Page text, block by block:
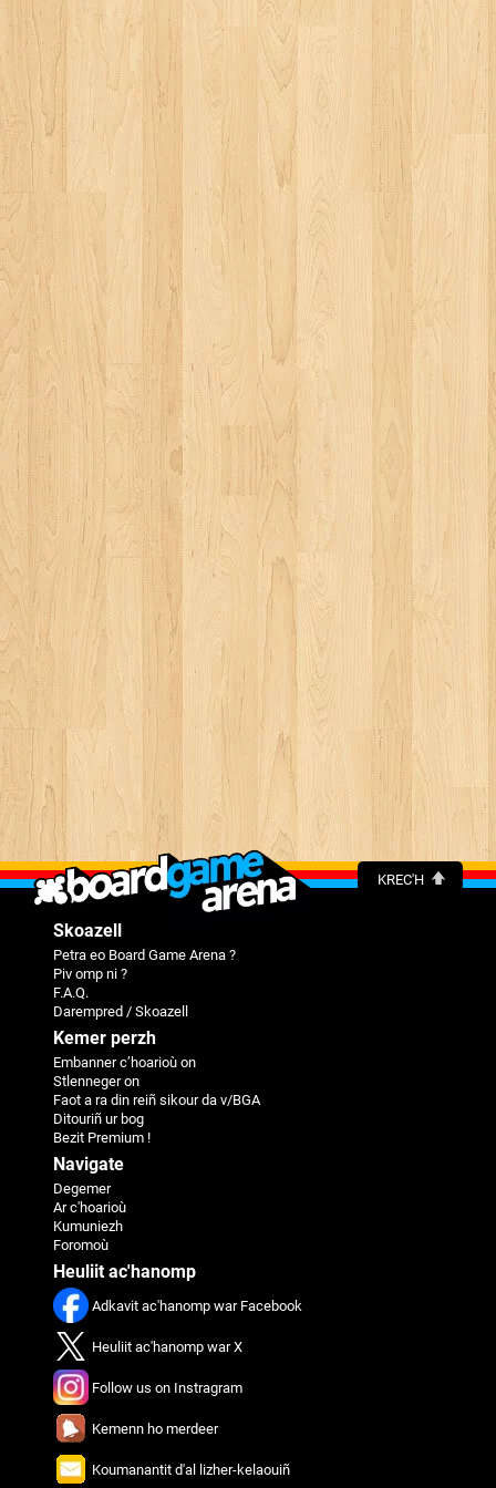
KREC'H
Skoazell
Petra eo Board Game Arena ?
Piv omp ni ?
F.A.Q.
Darempred / Skoazell
Kemer perzh
Embanner c’hoarioù on
Stlenneger on
Faot a ra din reiñ sikour da v/BGA
Ditouriñ ur bog
Bezit Premium !
Navigate
Degemer
Ar c'hoarioù
Kumuniezh
Foromoù
Heuliit ac'hanomp
Adkavit ac'hanomp war Facebook
Heuliit ac'hanomp war X
Follow us on Instragram
Kemenn ho merdeer
Koumanantit d'al lizher-kelaouiñ